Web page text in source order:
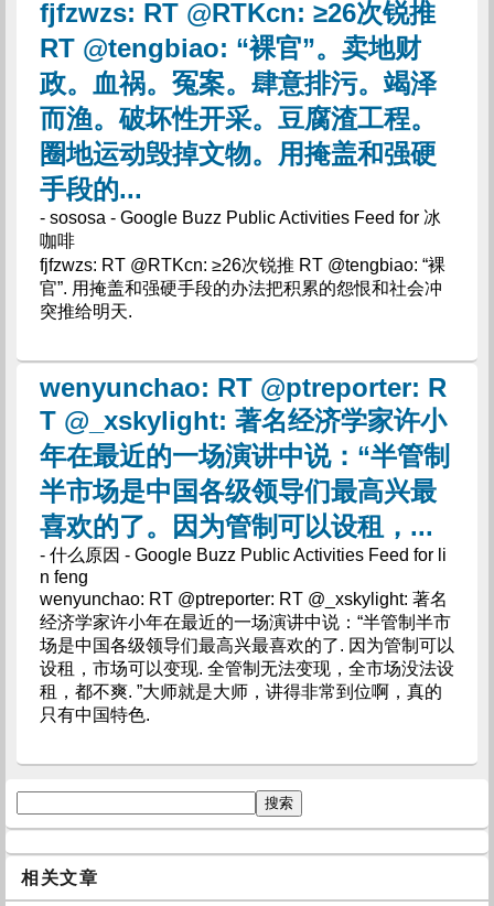
fjfzwzs: RT @RTKcn: ≥26次锐推
RT @tengbiao: “裸官”。卖地财
政。血祸。冤案。肆意排污。竭泽
而渔。破坏性开采。豆腐渣工程。
圈地运动毁掉文物。用掩盖和强硬
手段的...
- sososa - Google Buzz Public Activities Feed for 冰
咖啡
fjfzwzs: RT @RTKcn: ≥26次锐推 RT @tengbiao: “裸
官”. 用掩盖和强硬手段的办法把积累的怨恨和社会冲
突推给明天.
wenyunchao: RT @ptreporter: R
T @_xskylight: 著名经济学家许小
年在最近的一场演讲中说：“半管制
半市场是中国各级领导们最高兴最
喜欢的了。因为管制可以设租，...
- 什么原因 - Google Buzz Public Activities Feed for li
n feng
wenyunchao: RT @ptreporter: RT @_xskylight: 著名
经济学家许小年在最近的一场演讲中说：“半管制半市
场是中国各级领导们最高兴最喜欢的了. 因为管制可以
设租，市场可以变现. 全管制无法变现，全市场没法设
租，都不爽. ”大师就是大师，讲得非常到位啊，真的
只有中国特色.
相关文章